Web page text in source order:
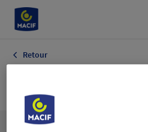
Retour